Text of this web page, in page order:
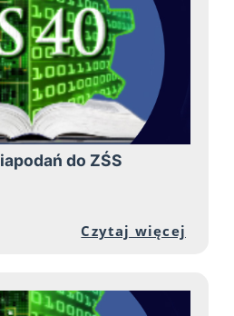
do ZŚS
Czytaj więcej